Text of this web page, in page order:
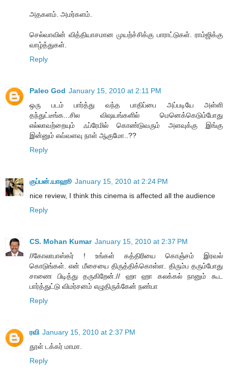
அதகளம். அமர்களம்.
செல்வாவின் வித்தியாசமான முயற்ச்சிக்கு பாராட்டுகள். ராம்ஜிக்கு
வாழ்த்துகள்.
Reply
Paleo God January 15, 2010 at 2:11 PM
ஒரு படம் பார்த்து வந்த பாதிப்பை அப்படியே அள்ளி
தந்துட்டீங்க...சில விஷயங்களில் மெனெக்கெடும்போது
எல்லாவற்றையும் ஃப்ரேமில் கொண்டுவரும் அளவுக்கு இங்கு
இன்னும் எவ்வளவு நாள் ஆகுமோ..??
Reply
குப்பன்.யாஹூ January 15, 2010 at 2:24 PM
nice review, I think this cinema is affected all the audience
Reply
CS. Mohan Kumar January 15, 2010 at 2:37 PM
//கோலாபாஸ்கர் ! உங்கள் கத்திரியை கொஞ்சம் இரவல்
கொடுங்கள். என் மீசையை திருத்திக்கொள்ள. திரும்ப தரும்போது
சாணை பிடித்து தருகிறேன்.// ஹா ஹா கலக்கல் நானும் கூட
பார்த்துட்டு விமர்சனம் எழுதிருக்கேன் நண்பா
Reply
ரவி January 15, 2010 at 2:37 PM
தூள் டக்கர் மாமா.
Reply